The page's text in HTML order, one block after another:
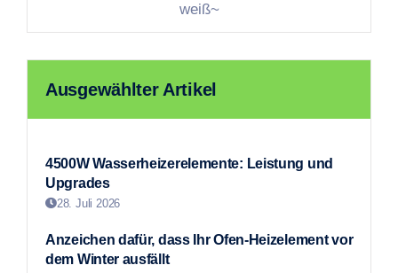
weiß~
Ausgewählter Artikel
4500W Wasserheizerelemente: Leistung und
Upgrades
28. Juli 2026
Anzeichen dafür, dass Ihr Ofen-Heizelement vor
dem Winter ausfällt